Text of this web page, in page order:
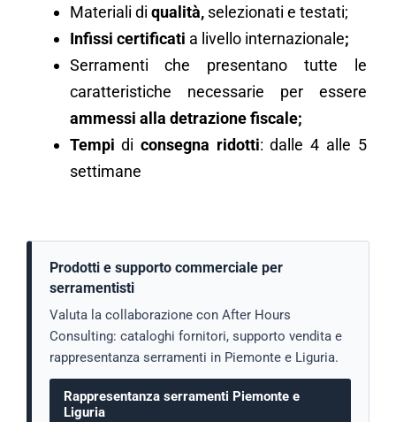
Materiali di qualità, selezionati e testati;
Infissi certificati a livello internazionale;
Serramenti che presentano tutte le
caratteristiche necessarie per essere
ammessi alla detrazione fiscale;
Tempi di consegna ridotti: dalle 4 alle 5
settimane
Prodotti e supporto commerciale per
serramentisti
Valuta la collaborazione con After Hours
Consulting: cataloghi fornitori, supporto vendita e
rappresentanza serramenti in Piemonte e Liguria.
Rappresentanza serramenti Piemonte e
Liguria